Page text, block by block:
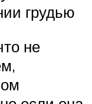
грудью
не